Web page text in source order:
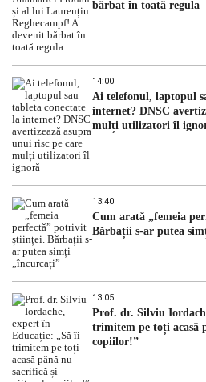
bărbat în toată regula
14:00
Ai telefonul, laptopul
internet? DNSC
mulți utilizatori îl
13:40
Cum arată „femeia
Bărbații s-ar putea
13:05
Prof. dr. Silviu
trimitem pe toți acasă
copiilor!”